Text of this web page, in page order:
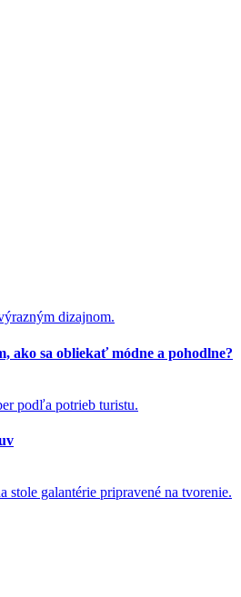
ako sa obliekať módne a pohodlne?